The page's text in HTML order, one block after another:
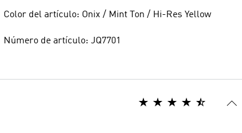
Color del artículo: Onix / Mint Ton / Hi-Res Yellow
Número de artículo: JQ7701